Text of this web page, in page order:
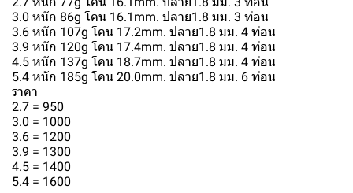
3.0 หนัก 86g โคน 16.1mm. ปลาย1.8 มม. 3 ท่อน
3.6 หนัก 107g โคน 17.2mm. ปลาย1.8 มม. 4 ท่อน
3.9 หนัก 120g โคน 17.4mm. ปลาย1.8 มม. 4 ท่อน
4.5 หนัก 137g โคน 18.7mm. ปลาย1.8 มม. 4 ท่อน
5.4 หนัก 185g โคน 20.0mm. ปลาย1.8 มม. 6 ท่อน
ราคา
2.7 = 950
3.0 = 1000
3.6 = 1200
3.9 = 1300
4.5 = 1400
5.4 = 1600